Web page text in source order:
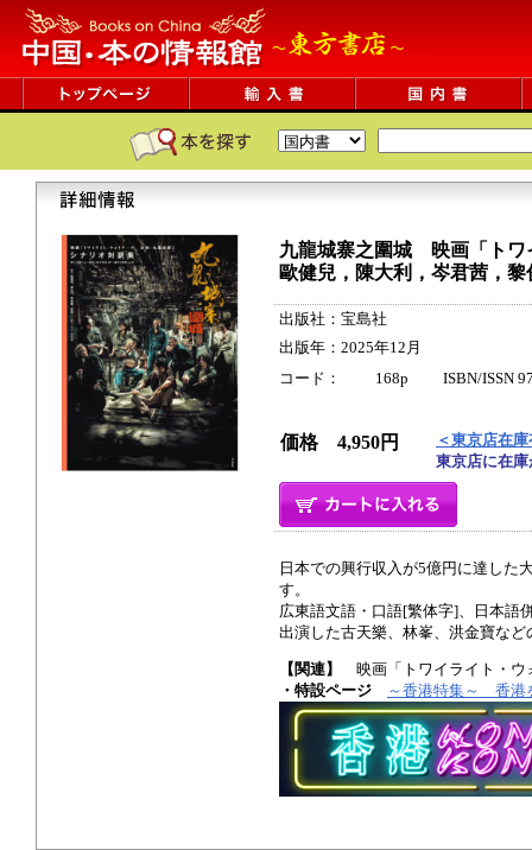
九龍城寨之圍城 映画「ト
歐健兒，陳大利，岑君茜，
出版社：宝島社
出版年：2025年12月
コード： 168p ISBN/ISSN
価格 4,950円
＜東京店在
東京店に在
日本での興行収入が5億円に達し
す。
広東語文語・口語[繁体字]、日本語
出演した古天樂、林峯、洪金寶な
【関連】
映画「トワイライト・ウ
・特設ページ
～香港特集～ 香港